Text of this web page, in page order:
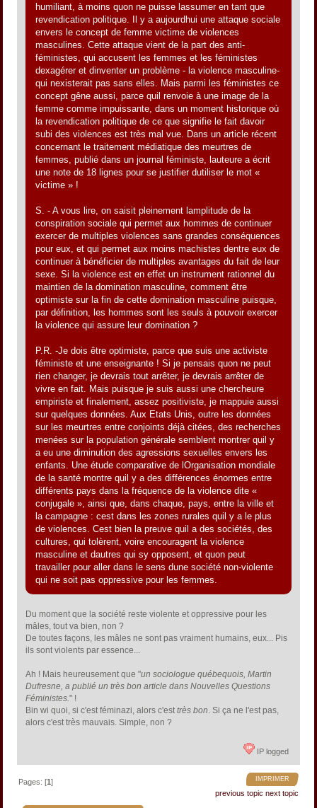
humiliant, à moins quon ne puisse lassumer en tant que
revendication politique. Il y a aujourdhui une attaque sociale
envers le concept de femme victime de violences
masculines. Cette attaque vient de la part des anti-
féministes, qui accusent les femmes et les féministes
dexagérer et dinventer un problème - la violence masculine-
qui nexisterait pas sans elles. Mais parmi les féministes ce
concept gêne aussi, parce quil renvoie à une image de la
femme comme impuissante, dans un moment historique où
la revendication politique de ce que signifie le fait davoir
subi des violences est très mal vue. Dans un article récent
concernant le traitement médiatique des meurtres de
femmes, publié dans un journal féministe, lauteure a écrit
une note de 18 lignes pour se justifier dutiliser le mot «
victime » !
S. - A vous lire, on saisit pleinement lamplitude de la
conspiration sociale qui permet aux hommes de continuer
exercer de multiples violences sans grandes conséquences
pour eux, et qui permet aux moins machistes dentre eux de
continuer à bénéficier de multiples avantages du fait de leur
sexe. Si la violence est en effet un instrument rationnel du
maintien de la domination masculine, comment être
optimiste sur la fin de cette domination masculine puisque,
par définition, les hommes sont les seuls à pouvoir exercer
la violence qui assure leur domination ?
P.R. -Je dois être optimiste, parce que suis une activiste
féministe et une enseignante ! Si je pensais quon ne peut
rien changer, je devrais tout arrêter, je devrais arrêter de
vivre en fait. Mais puisque je suis aussi une chercheure
empiriste et finalement, assez positiviste, je mappuie aussi
sur quelques données. Aux Etats Unis, outre les données
sur les meurtres entre conjoints déjà citées, des recherches
menées sur la population générale semblent montrer quil y
a eu une diminution des agressions sexuelles envers les
enfants. Une étude comparative de lOrganisation mondiale
de la santé montre quil y a des différences énormes entre
différents pays dans la fréquence de la violence dite «
conjugale », ainsi que, dans chaque, pays, entre la ville et
la campagne : cest dans les zones rurales quil y a le plus
de violences. Cest bien la preuve quil a des sociétés, des
cultures, qui tolèrent, voire encouragent la violence
masculine et dautres qui sy opposent, et quon peut
travailler pour aller dans le sens dune société non-violente
qui ne soit pas oppressive pour les femmes.
Du moment que la société reste violente et oppressive pour les
mâles, tout va bien, non ?
De toutes façons, les mâles ne sont pas vraiment humains, eux... Pis
ils sont violents par essence...
Ah ! Mais heureusement que "un sociologue québequois, Martin
Dufresne, a publié un très bon article dans Nouvelles Questions
Féministes." !
Bin wi quoi, si c'est féminazi, alors c'esttrès bon. Si ça ne l'est pas,
alors c'est très mauvais. Simple, non ?
IP logged
IMPRIMER
Pages: [1]
previous topic next topic